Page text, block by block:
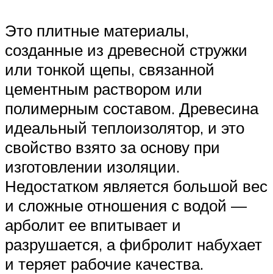
Это плитные материалы,
созданные из древесной стружки
или тонкой щепы, связанной
цементным раствором или
полимерным составом. Древесина
идеальный теплоизолятор, и это
свойство взято за основу при
изготовлении изоляции.
Недостатком является большой вес
и сложные отношения с водой —
арболит ее впитывает и
разрушается, а фибролит набухает
и теряет рабочие качества.